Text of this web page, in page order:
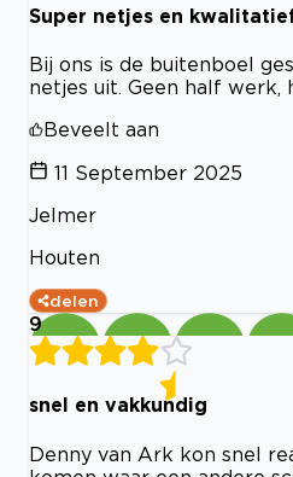
Super netjes en
Bij ons is de buitenboel
netjes uit. Geen half werk,
Beveelt aan
11 September 2025
Jelmer
Houten
delen
9
snel en vakkundig
Denny van Ark kon snel